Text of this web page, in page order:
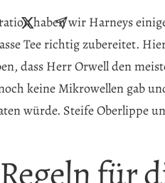
haben wir Harneys
Tee richtig zubereitet.
dass Herr Orwell den
keine Mikrowellen gab
würde. Steife Oberlippe